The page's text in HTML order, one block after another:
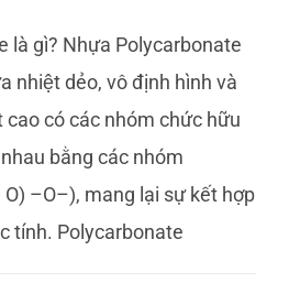
là gì? Nhựa Polycarbonate
nhiệt dẻo, vô định hình và
có các nhóm chức hữu
bằng các nhóm
–O–), mang lại sự kết hợp
tính. Polycarbonate